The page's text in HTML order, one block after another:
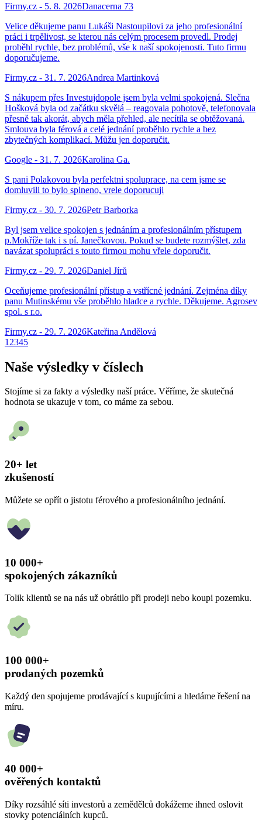
Firmy.cz - 5. 8. 2026Danacerna 73
Velice děkujeme panu Lukáši Nastoupilovi za jeho profesionální
práci i trpělivost, se kterou nás celým procesem provedl. Prodej
proběhl rychle, bez problémů, vše k naší spokojenosti. Tuto firmu
doporučujeme.
Firmy.cz - 31. 7. 2026Andrea Martinková
S nákupem přes Investujdopole jsem byla velmi spokojená. Slečna
Hošková byla od začátku skvělá – reagovala pohotově, telefonovala
přesně tak akorát, abych měla přehled, ale necítila se obtěžovaná.
Smlouva byla férová a celé jednání proběhlo rychle a bez
zbytečných komplikací. Můžu jen doporučit.
Google - 31. 7. 2026Karolina Ga.
S pani Polakovou byla perfektni spoluprace, na cem jsme se
domluvili to bylo splneno, vrele doporucuji
Firmy.cz - 30. 7. 2026Petr Barborka
Byl jsem velice spokojen s jednáním a profesionálním přístupem
p.Mokříže tak i s pí. Janečkovou. Pokud se budete rozmýšlet, zda
navázat spolupráci s touto firmou mohu vřele doporučit.
Firmy.cz - 29. 7. 2026Daniel Jírů
Oceňujeme profesionální přístup a vstřícné jednání. Zejména díky
panu Mutinskému vše proběhlo hladce a rychle. Děkujeme. Agrosev
spol. s r.o.
Firmy.cz - 29. 7. 2026Kateřina Andělová
1 2345
Naše výsledky v číslech
Stojíme si za fakty a výsledky naší práce. Věříme, že skutečná
hodnota se ukazuje v tom, co máme za sebou.
20+ let
zkušeností
Můžete se opřít o jistotu férového a profesionálního jednání.
10 000+
spokojených zákazníků
Tolik klientů se na nás už obrátilo při prodeji nebo koupi pozemku.
100 000+
prodaných pozemků
Každý den spojujeme prodávající s kupujícími a hledáme řešení na
míru.
40 000+
ověřených kontaktů
Díky rozsáhlé síti investorů a zemědělců dokážeme ihned oslovit
stovky potenciálních kupců.